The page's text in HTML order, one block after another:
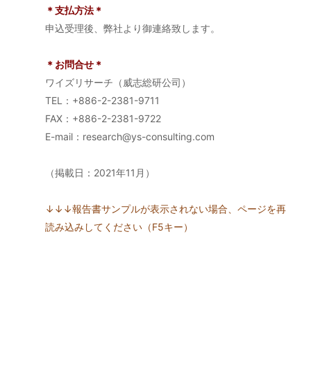
＊支払方法＊
申込受理後、弊社より御連絡致します。
＊お問合せ＊
ワイズリサーチ（威志総研公司）
TEL：+886-2-2381-9711
FAX：+886-2-2381-9722
E-mail：research@ys-consulting.com
（掲載日：2021年11月）
↓↓↓報告書サンプルが表示されない場合、ページを再
読み込みしてください（F5キー）